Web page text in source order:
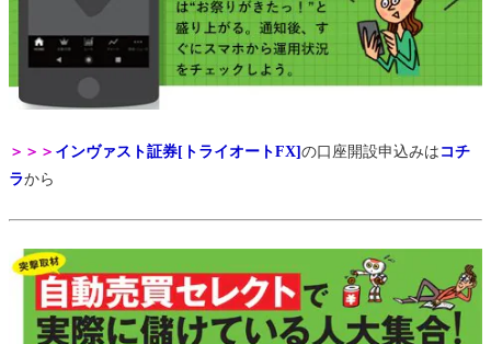
＞＞＞ インヴァスト証券[トライオートFX]の口座開設申込みは コチ
ラから